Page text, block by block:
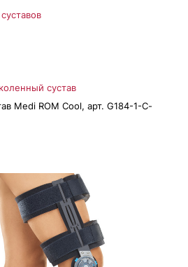
сустав
Medi ROM Cool, арт. G184-1-C-